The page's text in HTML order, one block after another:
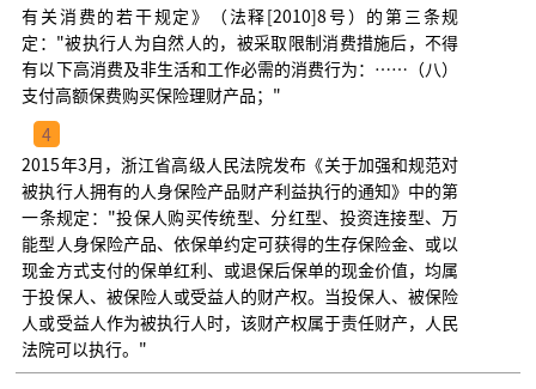
有关消费的若干规定》（法释[2010]8号）的第三条规
定："被执行人为自然人的，被采取限制消费措施后，不得
有以下高消费及非生活和工作必需的消费行为：……（八）
支付高额保费购买保险理财产品；"
4
2015年3月，浙江省高级人民法院发布《关于加强和规范对
被执行人拥有的人身保险产品财产利益执行的通知》中的第
一条规定："投保人购买传统型、分红型、投资连接型、万
能型人身保险产品、依保单约定可获得的生存保险金、或以
现金方式支付的保单红利、或退保后保单的现金价值，均属
于投保人、被保险人或受益人的财产权。当投保人、被保险
人或受益人作为被执行人时，该财产权属于责任财产，人民
法院可以执行。"